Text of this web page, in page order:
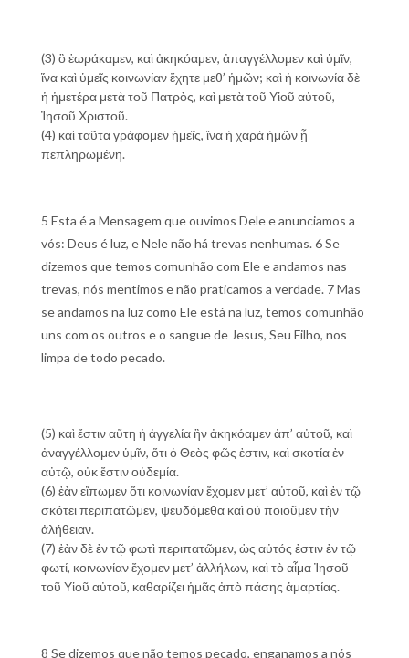
(3) ὃ ἑωράκαμεν, καὶ ἀκηκόαμεν, ἀπαγγέλλομεν καὶ ὑμῖν,
ἵνα καὶ ὑμεῖς κοινωνίαν ἔχητε μεθ’ ἡμῶν; καὶ ἡ κοινωνία δὲ
ἡ ἡμετέρα μετὰ τοῦ Πατρὸς, καὶ μετὰ τοῦ Υἱοῦ αὐτοῦ,
Ἰησοῦ Χριστοῦ.
(4) καὶ ταῦτα γράφομεν ἡμεῖς, ἵνα ἡ χαρὰ ἡμῶν ᾖ
πεπληρωμένη.
5 Esta é a Mensagem que ouvimos Dele e anunciamos a
vós: Deus é luz, e Nele não há trevas nenhumas. 6 Se
dizemos que temos comunhão com Ele e andamos nas
trevas, nós mentimos e não praticamos a verdade. 7 Mas
se andamos na luz como Ele está na luz, temos comunhão
uns com os outros e o sangue de Jesus, Seu Filho, nos
limpa de todo pecado.
(5) καὶ ἔστιν αὕτη ἡ ἀγγελία ἣν ἀκηκόαμεν ἀπ’ αὐτοῦ, καὶ
ἀναγγέλλομεν ὑμῖν, ὅτι ὁ Θεὸς φῶς ἐστιν, καὶ σκοτία ἐν
αὐτῷ, οὐκ ἔστιν οὐδεμία.
(6) ἐὰν εἴπωμεν ὅτι κοινωνίαν ἔχομεν μετ’ αὐτοῦ, καὶ ἐν τῷ
σκότει περιπατῶμεν, ψευδόμεθα καὶ οὐ ποιοῦμεν τὴν
ἀλήθειαν.
(7) ἐὰν δὲ ἐν τῷ φωτὶ περιπατῶμεν, ὡς αὐτός ἐστιν ἐν τῷ
φωτί, κοινωνίαν ἔχομεν μετ’ ἀλλήλων, καὶ τὸ αἷμα Ἰησοῦ
τοῦ Υἱοῦ αὐτοῦ, καθαρίζει ἡμᾶς ἀπὸ πάσης ἁμαρτίας.
8 Se dizemos que não temos pecado, enganamos a nós